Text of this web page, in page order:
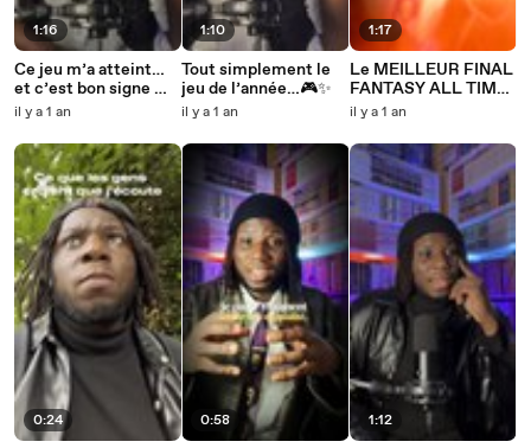
1:16
Ce jeu m’a atteint…
et c’est bon signe 🥹
🎮
il y a 1 an
0:24
1:10
Tout simplement le
jeu de l’année…🎮✨
il y a 1 an
0:58
1:17
Le MEILLEUR FINAL
FANTASY ALL TIME
?? 🤔🎮🔥
il y a 1 an
1:12